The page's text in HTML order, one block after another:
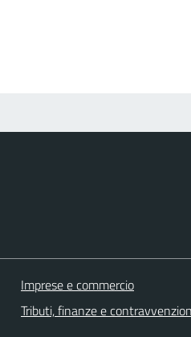
Imprese e commercio
Tributi, finanze e